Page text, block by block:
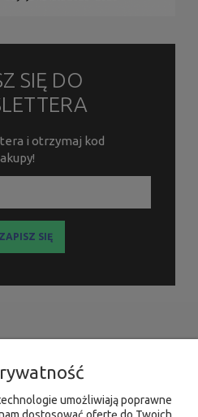
SIĘ DO
i otrzymaj kod
ZAPISZ SIĘ
KONTO
umożliwiają poprawne